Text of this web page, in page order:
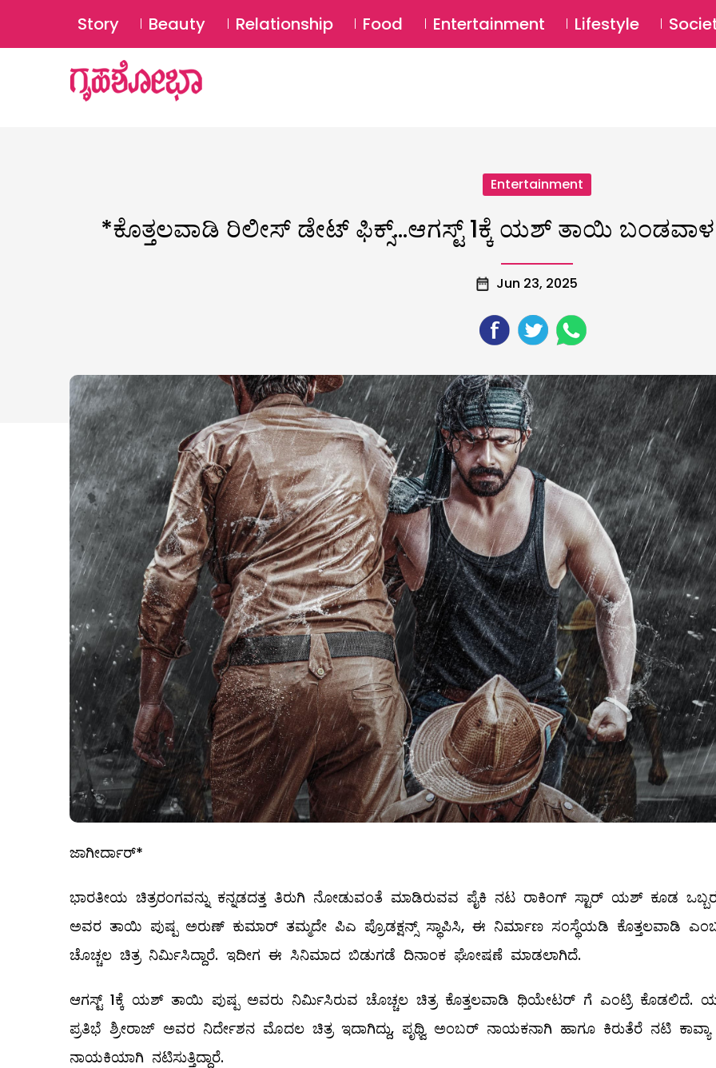
Story Beauty Relationship Food Entertainment Lifestyle
Entertainment
*ಕೊತ್ತಲವಾಡಿ ರಿಲೀಸ್ ಡೇಟ್ ಫಿಕ್ಸ್…ಆಗಸ್ಟ್ 1ಕ್ಕೆ ಯಶ್‌ ತಾಯಿ
Jun 23, 2025
ಜಾಗೀರ್ದಾರ್*
ಭಾರತೀಯ ಚಿತ್ರರಂಗವನ್ನು ಕನ್ನಡದತ್ತ ತಿರುಗಿ ನೋಡುವಂತೆ ಮಾಡಿರುವವ ಪೈಕಿ ನಟ ರಾಕಿಂಗ್‌ ಸ್ಟಾರ್‌ ಯಶ್‌ ಕೂಡ
ಅವರ ತಾಯಿ ಪುಷ್ಪ ಅರುಣ್ ಕುಮಾರ್ ತಮ್ಮದೇ ಪಿಎ ಪ್ರೊಡಕ್ಷನ್ಸ್‌ ಸ್ಥಾಪಿಸಿ, ಈ ನಿರ್ಮಾಣ ಸಂಸ್ಥೆಯಡಿ ಕೊತ್ತಲವಾಡಿ
ಚೊಚ್ಚಲ ಚಿತ್ರ ನಿರ್ಮಿಸಿದ್ದಾರೆ. ಇದೀಗ ಈ ಸಿನಿಮಾದ ಬಿಡುಗಡೆ ದಿನಾಂಕ ಘೋಷಣೆ ಮಾಡಲಾಗಿದೆ.
ಆಗಸ್ಟ್ 1ಕ್ಕೆ ಯಶ್ ತಾಯಿ ಪುಷ್ಪ ಅವರು ನಿರ್ಮಿಸಿರುವ ಚೊಚ್ಚಲ ಚಿತ್ರ ಕೊತ್ತಲವಾಡಿ ಥಿಯೇಟರ್ ಗೆ ಎಂಟ್ರಿ ಕೊಡಲಿದೆ.
ಪ್ರತಿಭೆ ಶ್ರೀರಾಜ್ ಅವರ ನಿರ್ದೇಶನ ಮೊದಲ ಚಿತ್ರ ಇದಾಗಿದ್ದು, ಪೃಥ್ವಿ ಅಂಬರ್ ನಾಯಕನಾಗಿ ಹಾಗೂ ಕಿರುತೆರೆ ನಟಿ ಕಾವ್ಯಾ
ನಾಯಕಿಯಾಗಿ ನಟಿಸುತ್ತಿದ್ದಾರೆ.